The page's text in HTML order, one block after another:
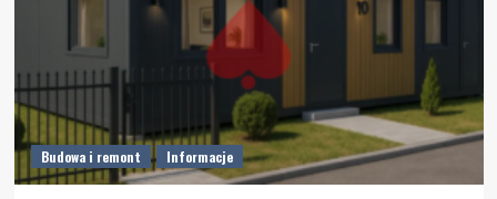
Budowa i remont Informacje